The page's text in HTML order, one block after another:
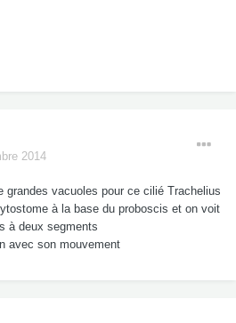
2014
grandes vacuoles pour ce cilié Trachelius
à la base du proboscis et on voit
à deux segments
avec son mouvement